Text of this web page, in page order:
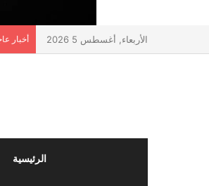
الأربعاء, أغسطس 5 2026 أخبار
الرئيسية